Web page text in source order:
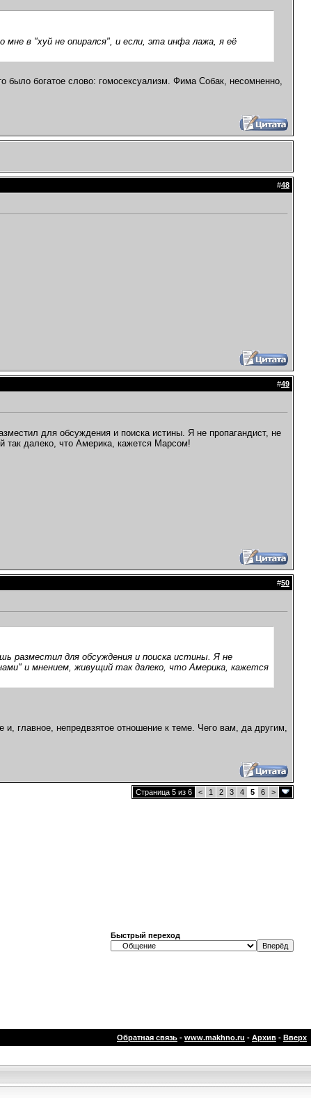
в "хуй не опирался", и если, эта инфа лажа, я её
было богатое слово: гомосексуализм. Фима Собак, несомненно,
#48
#49
для обсуждения и поиска истины. Я не пропагандист, не
так далеко, что Америка, кажется Марсом!
#50
разместил для обсуждения и поиска истины. Я не
и мнением, живущий так далеко, что Америка, кажется
и, главное, непредвзятое отношение к теме. Чего вам, да другим,
Страница 5 из 6 < 1 2 3 4 5 6 >
Быстрый переход
Обратная связь - www.makhno.ru - Архив - Вверх